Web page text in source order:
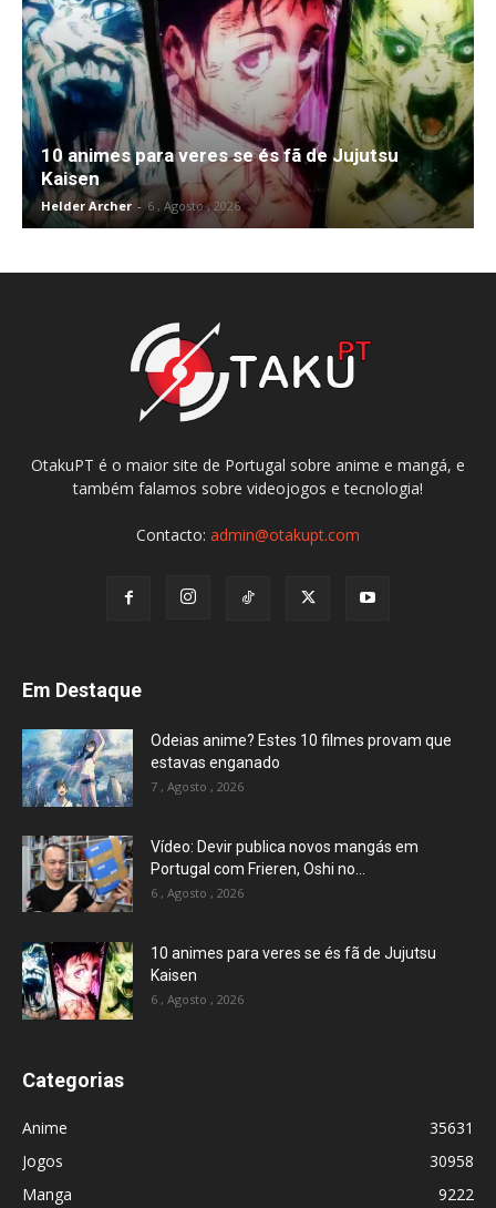
10 animes para veres se és fã de Jujutsu
Kaisen
Helder Archer - 6 , Agosto , 2026
OtakuPT é o maior site de Portugal sobre anime e mangá, e
também falamos sobre videojogos e tecnologia!
Contacto: admin@otakupt.com
Em Destaque
Odeias anime? Estes 10 filmes provam que
estavas enganado
7 , Agosto , 2026
Vídeo: Devir publica novos mangás em
Portugal com Frieren, Oshi no...
6 , Agosto , 2026
10 animes para veres se és fã de Jujutsu
Kaisen
6 , Agosto , 2026
Categorias
Anime
35631
Jogos
30958
Manga
9222